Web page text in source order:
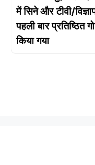
में सिने और टीवी/
पहली बार प्रतिष्ठित
किया गया